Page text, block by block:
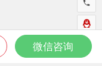
微信咨询